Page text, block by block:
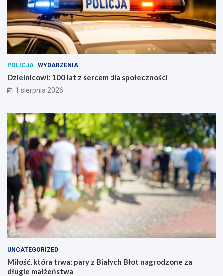
POLICJA WYDARZENIA
Dzielnicowi: 100 lat z sercem dla społeczności
1 sierpnia 2026
UNCATEGORIZED
Miłość, która trwa: pary z Białych Błot nagrodzone za
długie małżeństwa